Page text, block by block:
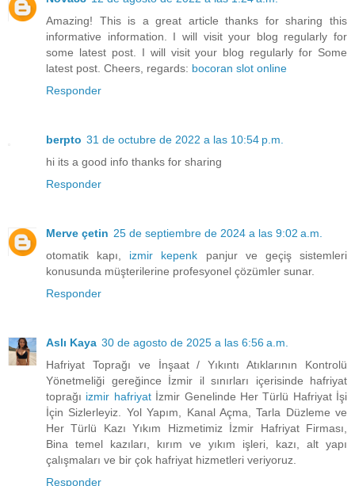
Amazing! This is a great article thanks for sharing this
informative information. I will visit your blog regularly for
some latest post. I will visit your blog regularly for Some
latest post. Cheers, regards: bocoran slot online
Responder
berpto 31 de octubre de 2022 a las 10:54 p.m.
hi its a good info thanks for sharing
Responder
Merve çetin 25 de septiembre de 2024 a las 9:02 a.m.
otomatik kapı, izmir kepenk panjur ve geçiş sistemleri
konusunda müşterilerine profesyonel çözümler sunar.
Responder
Aslı Kaya 30 de agosto de 2025 a las 6:56 a.m.
Hafriyat Toprağı ve İnşaat / Yıkıntı Atıklarının Kontrolü
Yönetmeliği gereğince İzmir il sınırları içerisinde hafriyat
toprağı izmir hafriyatİzmir Genelinde Her Türlü Hafriyat İşi
İçin Sizlerleyiz. Yol Yapım, Kanal Açma, Tarla Düzleme ve
Her Türlü Kazı Yıkım Hizmetimiz İzmir Hafriyat Firması,
Bina temel kazıları, kırım ve yıkım işleri, kazı, alt yapı
çalışmaları ve bir çok hafriyat hizmetleri veriyoruz.
Responder